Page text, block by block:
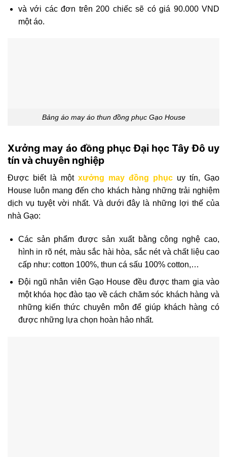
và với các đơn trên 200 chiếc sẽ có giá 90.000 VND
một áo.
Bảng áo may áo thun đồng phục Gạo House
Xưởng may áo đồng phục Đại học Tây Đô uy
tín và chuyên nghiệp
Được biết là một xưởng may đồng phục uy tín, Gạo
House luôn mang đến cho khách hàng những trải nghiệm
dịch vụ tuyệt vời nhất. Và dưới đây là những lợi thế của
nhà Gạo:
Các sản phẩm được sản xuất bằng công nghệ cao,
hình in rõ nét, màu sắc hài hòa, sắc nét và chất liệu cao
cấp như: cotton 100%, thun cá sấu 100% cotton,…
Đội ngũ nhân viên Gạo House đều được tham gia vào
một khóa học đào tạo về cách chăm sóc khách hàng và
những kiến thức chuyên môn để giúp khách hàng có
được những lựa chọn hoàn hảo nhất.